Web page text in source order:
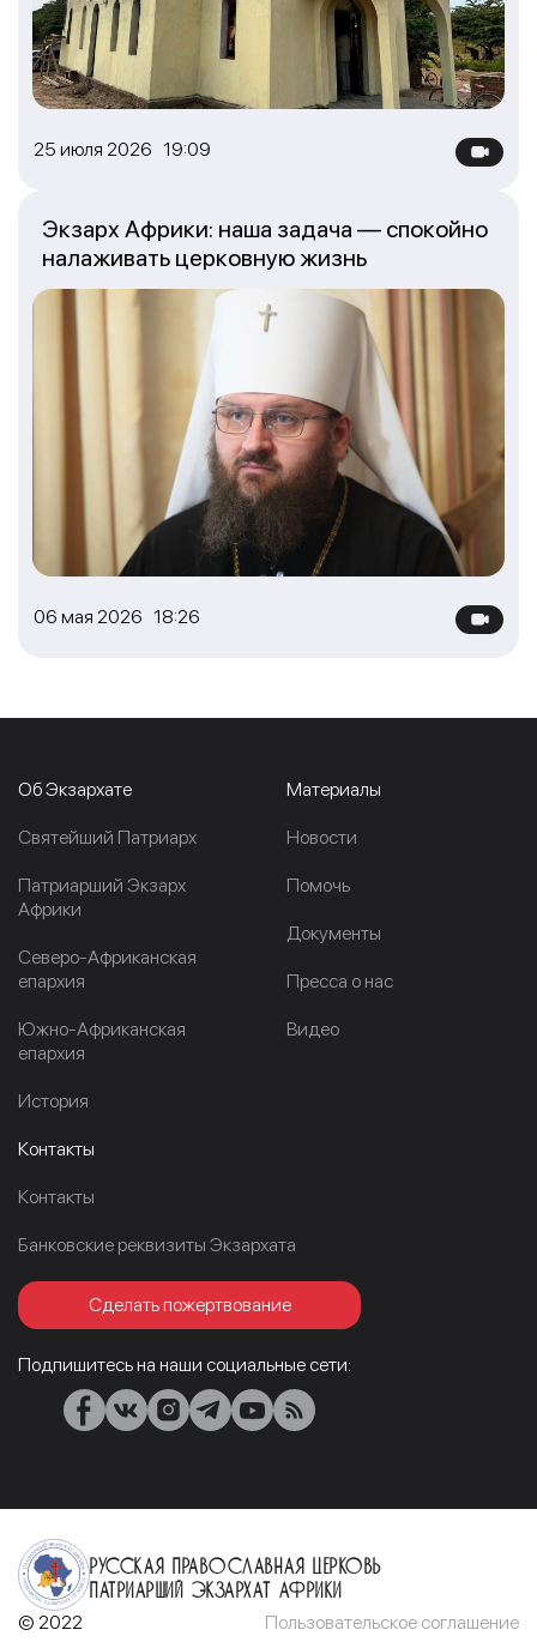
25 июля 2026 19:09
06 мая 2026 18:26
Экзарх Африки: наша задача — спокойно
налаживать церковную жизнь
Об Экзархате
Cвятейший Патриарх
Патриарший Экзарх
Африки
Северо-Африканская
епархия
Южно-Африканская
епархия
История
Материалы
Новости
Помочь
Документы
Пресса о нас
Видео
Контакты
Контакты
Банковские реквизиты Экзархата
Сделать пожертвование
Подпишитесь на наши социальные сети:
Русская Православная Церковь
Патриарший Экзархат Африки
© 2022 Пользовательское соглашение